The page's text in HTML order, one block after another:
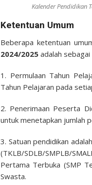
Kalender Pendidikan
Ketentuan Umum
Beberapa ketentuan
2024/2025 adalah
1. Permulaan Tahun
Tahun Pelajaran pada
2. Penerimaan Peserta
untuk menetapkan jumlah
3. Satuan pendidikan
(TKLB/SDLB/SMPLB/
Pertama Terbuka (SMP
Swasta.